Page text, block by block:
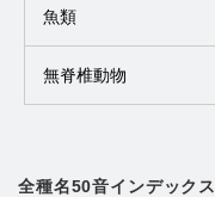
魚類
無脊椎動物
全種名50音インデックス